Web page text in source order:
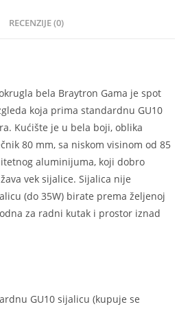
RECENZIJE (0)
bela Braytron Gama je spot
koja prima standardnu GU10
Kućište je u bela boji, oblika
80 mm, sa niskom visinom od 85
aluminijuma, koji dobro
vek sijalice. Sijalica nije
(do 35W) birate prema željenoj
za radni kutak i prostor iznad
GU10 sijalicu (kupuje se